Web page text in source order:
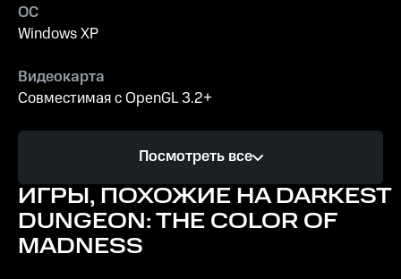
ОС
Windows XP
Видеокарта
Совместимая с OpenGL 3.2+
AMD Athlon X4 | Intel Core i5 4460
Память
2 ГБ ОЗУ
Посмотреть все
ИГРЫ, ПОХОЖИЕ НА DARKEST
DUNGEON: THE COLOR OF
MADNESS